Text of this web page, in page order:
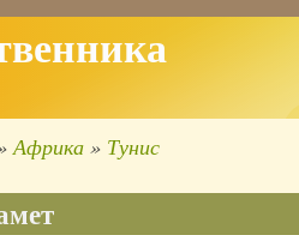
Африка Тунис